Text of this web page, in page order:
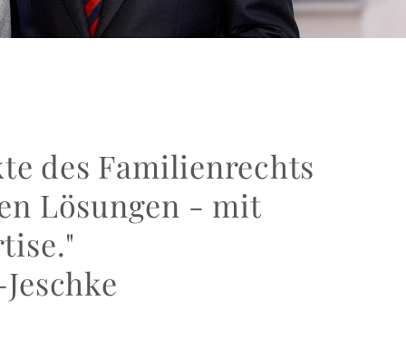
des Familienrechts
Lösungen - mit